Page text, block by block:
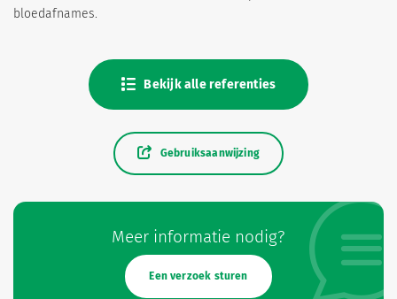
bloedafnames.
Bekijk alle referenties
Meer informatie nodig?
Een verzoek sturen
Gebruiksaanwijzing